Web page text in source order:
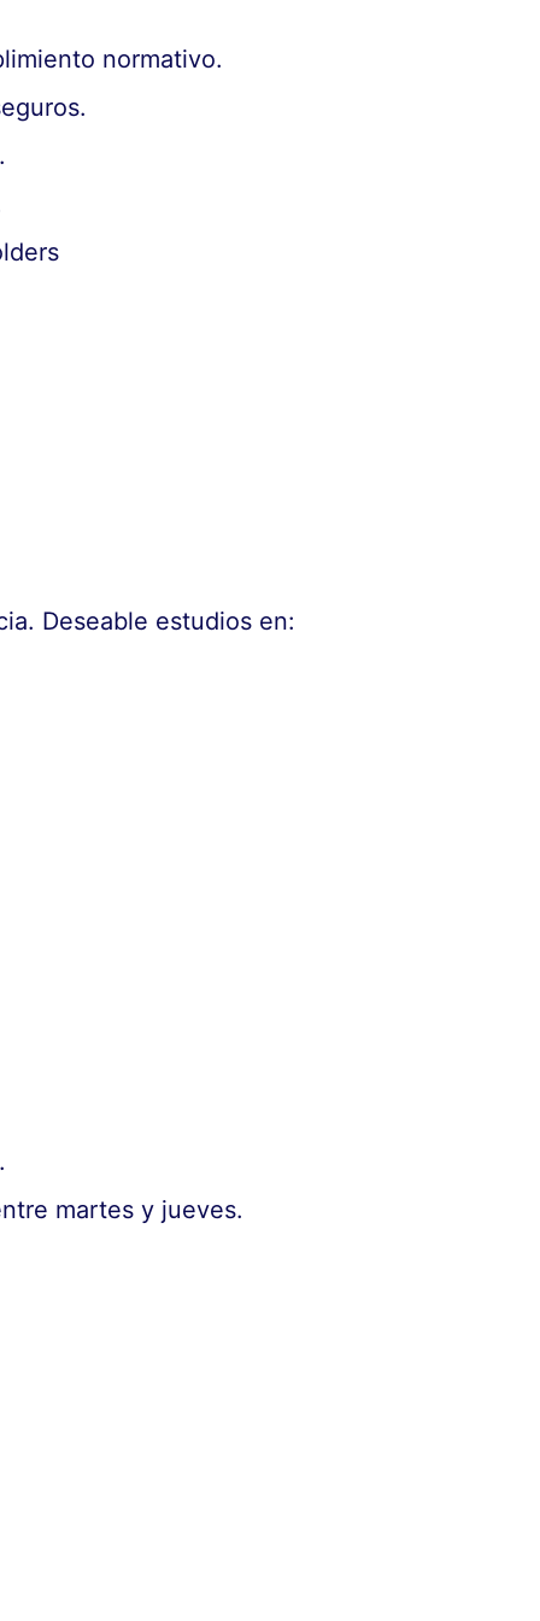
normativo.
Deseable estudios en:
martes y jueves.